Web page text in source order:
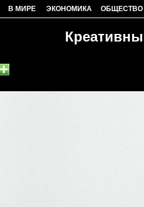
В МИРЕ ЭКОНОМИКА ОБЩЕСТВО